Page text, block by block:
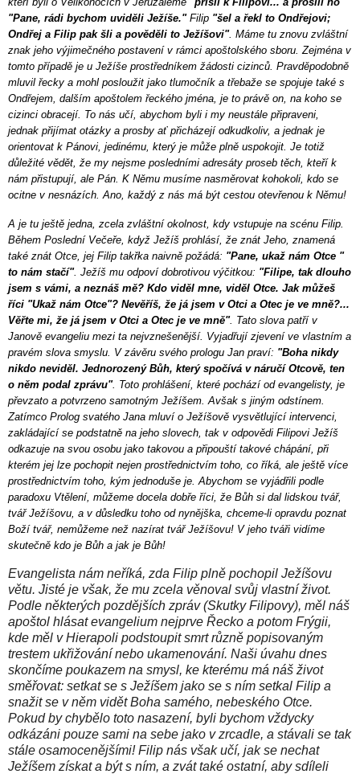
"Pane, rádi bychom uviděli Ježíše."Filip "šel a řekl to Ondřejovi;
Ondřej a Filip pak šli a pověděli to Ježíšovi". Máme tu znovu zvláštní
znak jeho výjimečného postavení v rámci apoštolského sboru. Zejména v
tomto případě je u Ježíše prostředníkem žádosti cizinců. Pravděpodobně
mluvil řecky a mohl posloužit jako tlumočník a třebaže se spojuje také s
Ondřejem, dalším apoštolem řeckého jména, je to právě on, na koho se
cizinci obracejí. To nás učí, abychom byli i my neustále připraveni,
jednak přijímat otázky a prosby ať přicházejí odkudkoliv, a jednak je
orientovat k Pánovi, jedinému, který je může plně uspokojit. Je totiž
důležité vědět, že my nejsme posledními adresáty proseb těch, kteří k
nám přistupují, ale Pán. K Němu musíme nasměrovat kohokoli, kdo se
ocitne v nesnázích. Ano, každý z nás má být cestou otevřenou k Němu!
A je tu ještě jedna, zcela zvláštní okolnost, kdy vstupuje na scénu Filip.
Během Poslední Večeře, když Ježíš prohlásí, že znát Jeho, znamená
také znát Otce, jej Filip takřka naivně požádá: "Pane, ukaž nám Otce "
to nám stačí". Ježíš mu odpoví dobrotivou výčitkou: "Filipe, tak dlouho
jsem s vámi, a neznáš mě? Kdo viděl mne, viděl Otce. Jak můžeš
říci "Ukaž nám Otce"? Nevěříš, že já jsem v Otci a Otec je ve mně?...
Věřte mi, že já jsem v Otci a Otec je ve mně". Tato slova patří v
Janově evangeliu mezi ta nejvznešenější. Vyjadřují zjevení ve vlastním a
pravém slova smyslu. V závěru svého prologu Jan praví: "Boha nikdy
nikdo neviděl. Jednorozený Bůh, který spočívá v náručí Otcově, ten
o něm podal zprávu". Toto prohlášení, které pochází od evangelisty, je
převzato a potvrzeno samotným Ježíšem. Avšak s jiným odstínem.
Zatímco Prolog svatého Jana mluví o Ježíšově vysvětlující intervenci,
zakládající se podstatně na jeho slovech, tak v odpovědi Filipovi Ježíš
odkazuje na svou osobu jako takovou a připouští takové chápání, při
kterém jej lze pochopit nejen prostřednictvím toho, co říká, ale ještě více
prostřednictvím toho, kým jednoduše je. Abychom se vyjádřili podle
paradoxu Vtělení, můžeme docela dobře říci, že Bůh si dal lidskou tvář,
tvář Ježíšovu, a v důsledku toho od nynějška, chceme-li opravdu poznat
Boží tvář, nemůžeme než nazírat tvář Ježíšovu! V jeho tváři vidíme
skutečně kdo je Bůh a jak je Bůh!
Evangelista nám neříká, zda Filip plně pochopil Ježíšovu
větu. Jisté je však, že mu zcela věnoval svůj vlastní život.
Podle některých pozdějších zpráv (Skutky Filipovy), měl náš
apoštol hlásat evangelium nejprve Řecko a potom Frýgii,
kde měl v Hierapoli podstoupit smrt různě popisovaným
trestem ukřižování nebo ukamenování. Naši úvahu dnes
skončíme poukazem na smysl, ke kterému má náš život
směřovat: setkat se s Ježíšem jako se s ním setkal Filip a
snažit se v něm vidět Boha samého, nebeského Otce.
Pokud by chybělo toto nasazení, byli bychom vždycky
odkázáni pouze sami na sebe jako v zrcadle, a stávali se tak
stále osamocenějšími! Filip nás však učí, jak se nechat
Ježíšem získat a být s ním, a zvát také ostatní, aby sdíleli